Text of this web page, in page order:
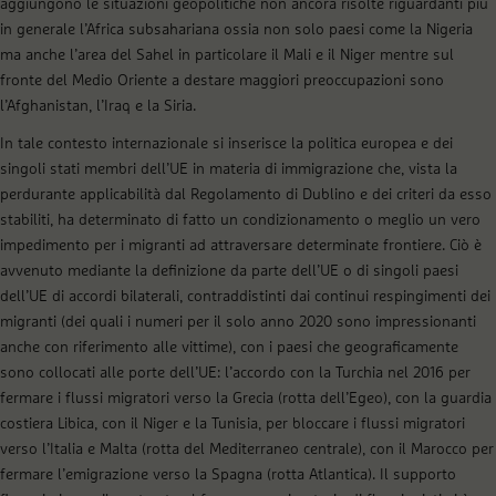
aggiungono le situazioni geopolitiche non ancora risolte riguardanti più
in generale l’Africa subsahariana ossia non solo paesi come la Nigeria
ma anche l’area del Sahel in particolare il Mali e il Niger mentre sul
fronte del Medio Oriente a destare maggiori preoccupazioni sono
l’Afghanistan, l’Iraq e la Siria.
In tale contesto internazionale si inserisce la politica europea e dei
singoli stati membri dell’UE in materia di immigrazione che, vista la
perdurante applicabilità dal Regolamento di Dublino e dei criteri da esso
stabiliti, ha determinato di fatto un condizionamento o meglio un vero
impedimento per i migranti ad attraversare determinate frontiere. Ciò è
avvenuto mediante la definizione da parte dell’UE o di singoli paesi
dell’UE di accordi bilaterali, contraddistinti dai continui respingimenti dei
migranti (dei quali i numeri per il solo anno 2020 sono impressionanti
anche con riferimento alle vittime), con i paesi che geograficamente
sono collocati alle porte dell’UE: l’accordo con la Turchia nel 2016 per
fermare i flussi migratori verso la Grecia (rotta dell’Egeo), con la guardia
costiera Libica, con il Niger e la Tunisia, per bloccare i flussi migratori
verso l’Italia e Malta (rotta del Mediterraneo centrale), con il Marocco per
fermare l’emigrazione verso la Spagna (rotta Atlantica). Il supporto